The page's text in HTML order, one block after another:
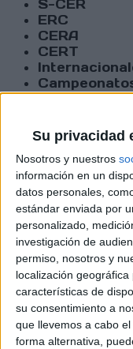
Su privacidad
Nosotros y nuestros
información en un
datos personales,
estándar enviada por
personalizado,
investigación de
permiso, nosotros y
localización
características de
su consentimiento a
que llevemos a cabo
forma alternativa,
S-CER
ERC
CERA
CERT
Históricos
RallyCross
Circuitos
F1
Fórmula E
F2 / F3 / F4
Resistencia
Indycar
Otros
Producto
Producto